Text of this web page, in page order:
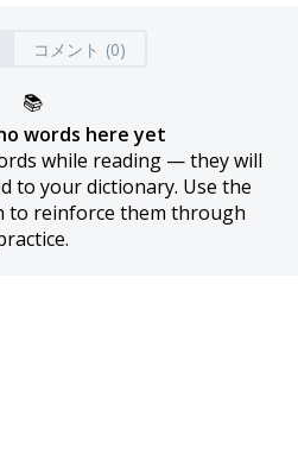
コメント (0)
📚
words here yet
while reading — they will
to your dictionary. Use the
to reinforce them through